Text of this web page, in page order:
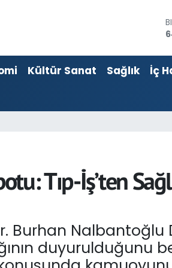
Kültür Sanat Sağlık İç
Tıp-İş’ten
Burhan
duyurulduğunu